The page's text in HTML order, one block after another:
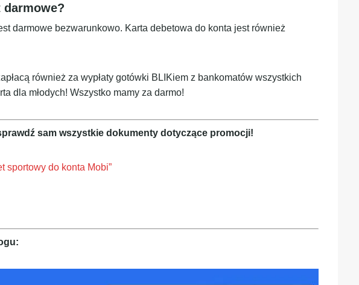
darmowe bezwarunkowo. Karta debetowa do konta jest również
również za wypłaty gotówki BLIKiem z bankomatów wszystkich
dla młodych! Wszystko mamy za darmo!
sam wszystkie dokumenty dotyczące promocji!
sportowy do konta Mobi”